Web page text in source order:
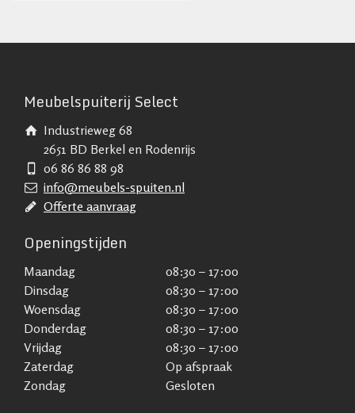
Meubelspuiterij Select
Industrieweg 68
2651 BD Berkel en Rodenrijs
06 86 86 88 98
info@meubels-spuiten.nl
Offerte aanvraag
Openingstijden
Maandag
08:30 – 17:00
Dinsdag
08:30 – 17:00
Woensdag
08:30 – 17:00
Donderdag
08:30 – 17:00
Vrijdag
08:30 – 17:00
Zaterdag
Op afspraak
Zondag
Gesloten